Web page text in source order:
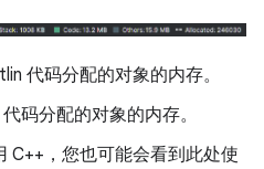
代码分配的对象的内存。
代码分配的对象的内存。
C++，您也可能会看到此处使